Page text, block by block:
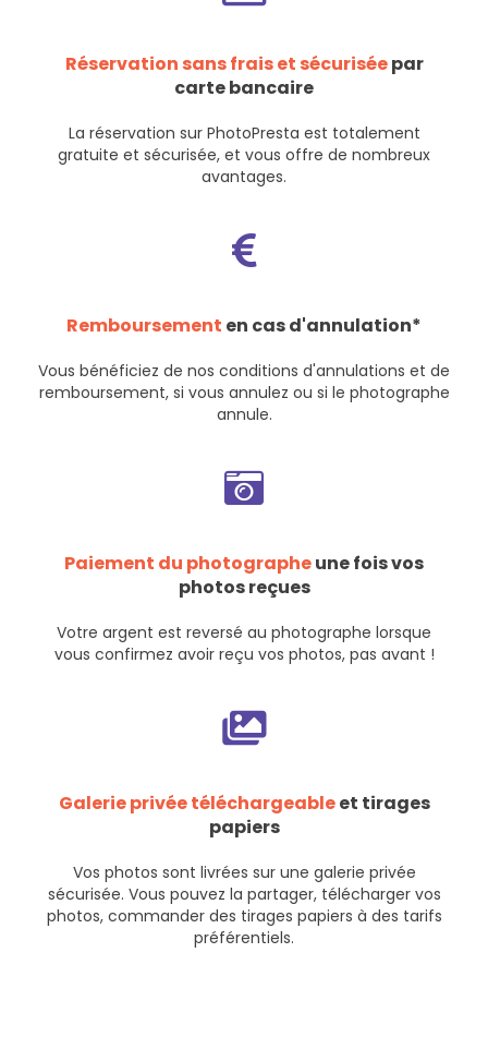
Réservation sans frais et sécuriséepar
carte bancaire
La réservation sur PhotoPresta est totalement
gratuite et sécurisée, et vous offre de nombreux
avantages.
Remboursement en cas d'annulation*
Vous bénéficiez de nos conditions d'annulations et de
remboursement, si vous annulez ou si le photographe
annule.
Paiement du photographeune fois vos
photos reçues
Votre argent est reversé au photographe lorsque
vous confirmez avoir reçu vos photos, pas avant !
Galerie privée téléchargeableet tirages
papiers
Vos photos sont livrées sur une galerie privée
sécurisée. Vous pouvez la partager, télécharger vos
photos, commander des tirages papiers à des tarifs
préférentiels.